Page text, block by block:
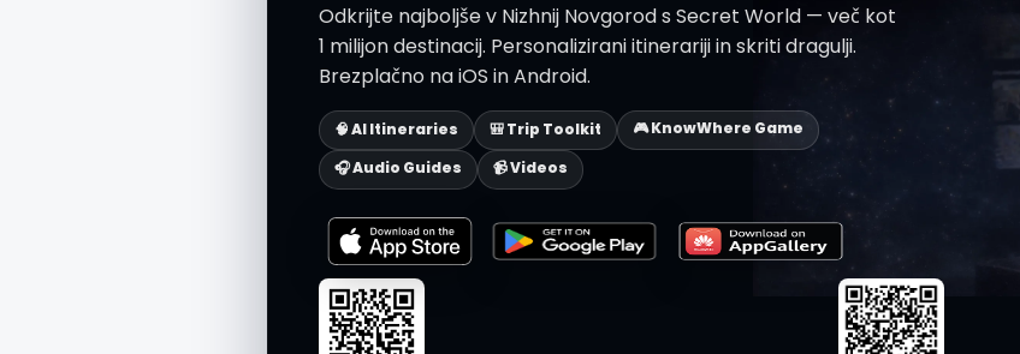
Odkrijte najboljše v Nizhnij Novgorod s Secret World — več kot
1 milijon destinacij. Personalizirani itinerariji in skriti dragulji.
Brezplačno na iOS in Android.
🧠 AI Itineraries 🎒 Trip Toolkit
🎮 KnowWhere Game
🎧 Audio Guides
📹 Videos